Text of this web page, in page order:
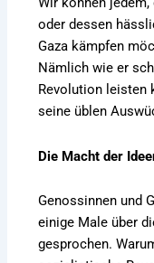
oder dessen
Gaza kämpfen
Nämlich wie er
Revolution leisten
seine üblen
Die Macht der
Genossinnen und
einige Male über
gesprochen.